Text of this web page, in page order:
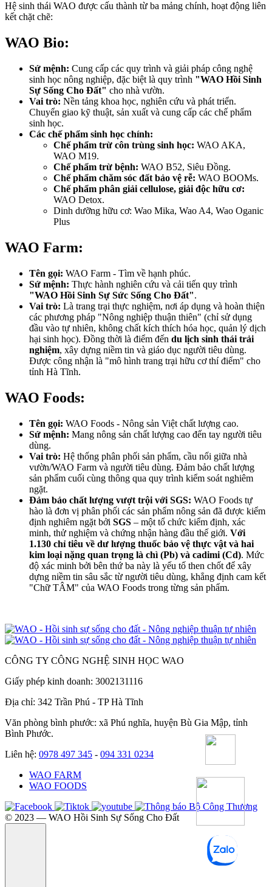
Hệ sinh thái WAO được cấu thành từ ba mảng chính, hoạt động liên
kết chặt chẽ:
WAO Bio:
Sứ mệnh: Cung cấp các quy trình và giải pháp công nghệ
sinh học nông nghiệp, đặc biệt là quy trình "WAO Hồi Sinh
Sự Sống Cho Đất" cho nhà vườn.
Vai trò: Nền tảng khoa học, nghiên cứu và phát triển.
Chuyển giao kỹ thuật, sản xuất và cung cấp các chế phẩm
sinh học.
Các chế phẩm sinh học chính:
Chế phẩm trừ côn trùng sinh học: WAO AKA,
WAO M19.
Chế phẩm trừ bệnh: WAO B52, Siêu Đồng.
Chế phẩm chăm sóc đất bảo vệ rễ: WAO BOOMs.
Chế phẩm phân giải cellulose, giải độc hữu cơ:
WAO Detox.
Dinh dưỡng hữu cơ: Wao Mika, Wao A4, Wao Oganic
Plus
WAO Farm:
Tên gọi: WAO Farm - Tìm về hạnh phúc.
Sứ mệnh: Thực hành nghiên cứu và cải tiến quy trình
"WAO Hồi Sinh Sự Sức Sống Cho Đất".
Vai trò: Là trang trại thực nghiệm, nơi áp dụng và hoàn thiện
các phương pháp "Nông nghiệp thuận thiên" (chỉ sử dụng
đầu vào tự nhiên, không chất kích thích hóa học, quản lý dịch
hại sinh học). Đồng thời là điểm đến du lịch sinh thái trải
nghiệm, xây dựng niềm tin và giáo dục người tiêu dùng.
Được công nhận là "mô hình trang trại hữu cơ thí điểm" cho
tỉnh Hà Tĩnh.
WAO Foods:
Tên gọi: WAO Foods - Nông sản Việt chất lượng cao.
Sứ mệnh: Mang nông sản chất lượng cao đến tay người tiêu
dùng.
Vai trò: Hệ thống phân phối sản phẩm, cầu nối giữa nhà
vườn/WAO Farm và người tiêu dùng. Đảm bảo chất lượng
sản phẩm cuối cùng thông qua quy trình kiểm soát nghiêm
ngặt.
Đảm bảo chất lượng vượt trội với SGS: WAO Foods tự
hào là đơn vị phân phối các sản phẩm nông sản đã được kiểm
định nghiêm ngặt bởi SGS – một tổ chức kiểm định, xác
minh, thử nghiệm và chứng nhận hàng đầu thế giới. Với
1.130 chỉ tiêu về dư lượng thuốc bảo vệ thực vật và hai
kim loại nặng quan trọng là chì (Pb) và cadimi (Cd). Mức
độ xác minh bởi bên thứ ba này là yếu tố then chốt để xây
dựng niềm tin sâu sắc từ người tiêu dùng, khẳng định cam kết
"Chữ TÂM" của WAO Foods trong từng sản phẩm.
CÔNG TY CÔNG NGHỆ SINH HỌC WAO
Giấy phép kinh doanh: 3002131116
Địa chỉ: 342 Trần Phú - TP Hà Tĩnh
Văn phòng bình phước: xã Phú nghĩa, huyện Bù Gia Mập, tỉnh
Bình Phước.
Liên hệ: 0978 497 345 - 094 331 0234
WAO FARM
WAO FOODS
©️ 2023 — WAO Hồi Sinh Sự Sống Cho Đất